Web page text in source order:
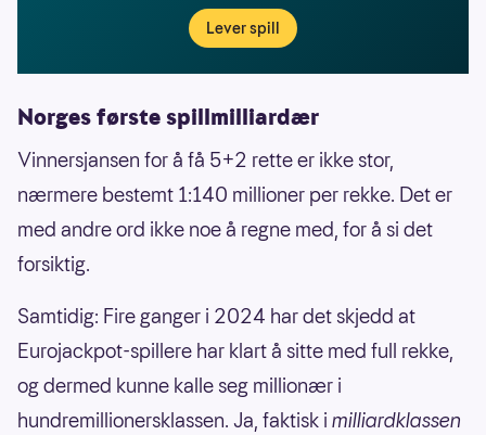
Lever spill
Norges første spillmilliardær
Vinnersjansen for å få 5+2 rette er ikke stor,
nærmere bestemt 1:140 millioner per rekke. Det er
med andre ord ikke noe å regne med, for å si det
forsiktig.
Samtidig: Fire ganger i 2024 har det skjedd at
Eurojackpot-spillere har klart å sitte med full rekke,
og dermed kunne kalle seg millionær i
hundremillionersklassen. Ja, faktisk i milliardklassen